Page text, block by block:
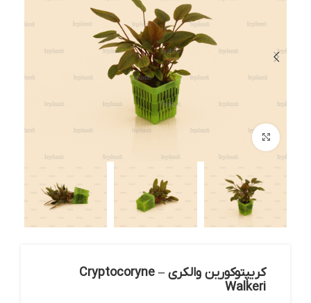
بزرگنمایی تصویر
کریپتوکورین والکری – Cryptocoryne
Walkeri